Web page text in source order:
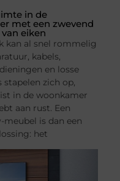
in de
met een zwevend
eiken
kan al snel rommelig
kabels,
en losse
stapelen zich op,
in de woonkamer
aan rust. Een
meubel is dan een
het